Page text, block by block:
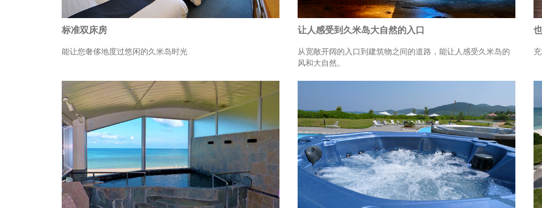
标准双床房
能让您奢侈地度过悠闲的久米岛时光
让人感受到久米岛大自然的入口
从宽敞开阔的入口到建筑物之间的道路，能让人感受久米岛的
风和大自然。